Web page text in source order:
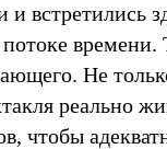
встретились
Не
реально
чтобы